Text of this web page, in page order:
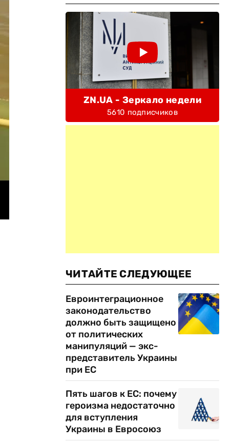
ZN.UA - Зеркало недели
5610 подписчиков
ЧИТАЙТЕ СЛЕДУЮЩЕЕ
Евроинтеграционное
законодательство
должно быть защищено
от политических
манипуляций — экс-
представитель Украины
при ЕС
Пять шагов к ЕС: почему
героизма недостаточно
для вступления
Украины в Евросоюз